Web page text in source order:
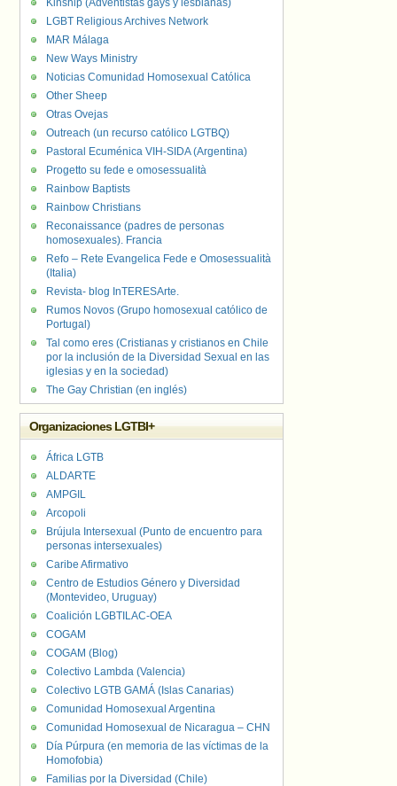
Kinship (Adventistas gays y lesbianas)
LGBT Religious Archives Network
MAR Málaga
New Ways Ministry
Noticias Comunidad Homosexual Católica
Other Sheep
Otras Ovejas
Outreach (un recurso católico LGTBQ)
Pastoral Ecuménica VIH-SIDA (Argentina)
Progetto su fede e omosessualità
Rainbow Baptists
Rainbow Christians
Reconaissance (padres de personas
homosexuales). Francia
Refo – Rete Evangelica Fede e Omosessualità
(Italia)
Revista- blog InTERESArte.
Rumos Novos (Grupo homosexual católico de
Portugal)
Tal como eres (Cristianas y cristianos en Chile
por la inclusión de la Diversidad Sexual en las
iglesias y en la sociedad)
The Gay Christian (en inglés)
Organizaciones LGTBI+
África LGTB
ALDARTE
AMPGIL
Arcopoli
Brújula Intersexual (Punto de encuentro para
personas intersexuales)
Caribe Afirmativo
Centro de Estudios Género y Diversidad
(Montevideo, Uruguay)
Coalición LGBTILAC-OEA
COGAM
COGAM (Blog)
Colectivo Lambda (Valencia)
Colectivo LGTB GAMÁ (Islas Canarias)
Comunidad Homosexual Argentina
Comunidad Homosexual de Nicaragua – CHN
Día Púrpura (en memoria de las víctimas de la
Homofobia)
Familias por la Diversidad (Chile)